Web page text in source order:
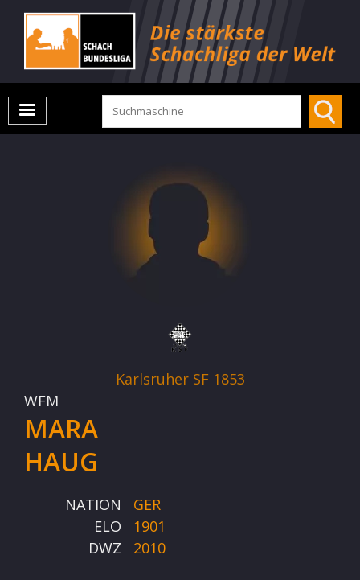
Karlsruher SF 1853
WFM
MARA
HAUG
NATION
GER
ELO
1901
DWZ
2010